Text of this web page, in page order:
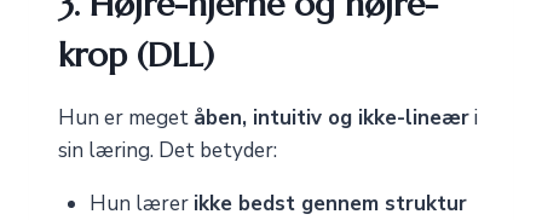
krop (DLL)
Hun er meget åben, intuitiv og ikke-lineæri
sin læring. Det betyder:
Hun lærer ikke bedst gennem struktur